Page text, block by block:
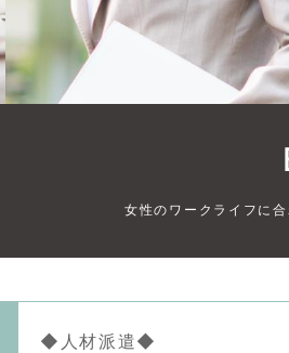
女性のワークライフに
◆人材派遣◆